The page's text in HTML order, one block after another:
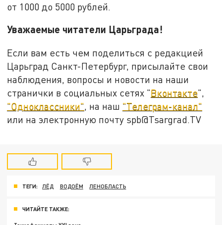
от 1000 до 5000 рублей.
Уважаемые читатели Царьграда!
Если вам есть чем поделиться с редакцией
Царьград Санкт-Петербург, присылайте свои
наблюдения, вопросы и новости на наши
странички в социальных сетях "Вконтакте",
"Одноклассники", на наш "Телеграм-канал"
или на электронную почту spb@Tsargrad.TV
ТЕГИ: ЛЁД ВОДОЁМ ЛЕНОБЛАСТЬ
ЧИТАЙТЕ ТАКЖЕ: